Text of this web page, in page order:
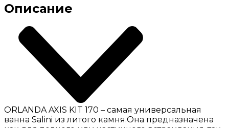
Описание
ORLANDA AXIS KIT 170 – самая универсальная
ванна Salini из литого камня.Она предназначена